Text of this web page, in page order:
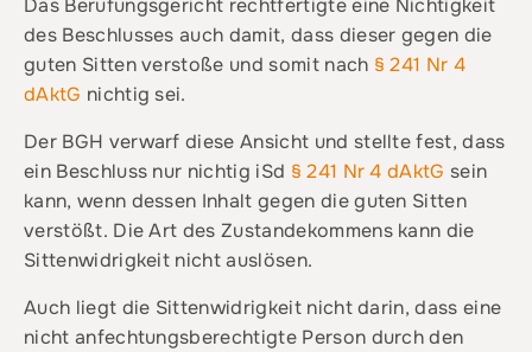
Das Berufungsgericht rechtfertigte eine Nichtigkeit
des Beschlusses auch damit, dass dieser gegen die
guten Sitten verstoße und somit nach § 241 Nr 4
dAktG nichtig sei.
Der BGH verwarf diese Ansicht und stellte fest, dass
ein Beschluss nur nichtig iSd § 241 Nr 4 dAktG sein
kann, wenn dessen Inhalt gegen die guten Sitten
verstößt. Die Art des Zustandekommens kann die
Sittenwidrigkeit nicht auslösen.
Auch liegt die Sittenwidrigkeit nicht darin, dass eine
nicht anfechtungsberechtigte Person durch den